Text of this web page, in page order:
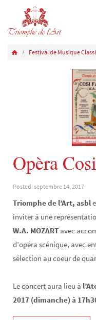
Festival de Musique
Opèra
Posted: septembre 14, 2017
Triomphe de l’Art, asbl
inviter à une
W.A. MOZART avec
d’opéra scénique, avec
sélection au coeur de
Le concert aura lieu à
2017 (dimanche) à